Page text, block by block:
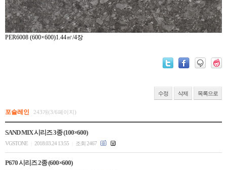
PER6008 (600×600)1.44㎡/4장
수정 삭제 목록으로
포슬레인 243개(3/6페이지)
SAND MIX 시리즈 3종 (100×600)
VGSTONE 2018.03.24 13:55 조회 2467
P670 시리즈 2종 (600×600)